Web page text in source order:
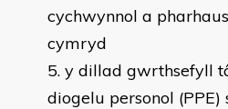
cychwynnol a
cymryd
y dillad gwrthsefyll
diogelu personol